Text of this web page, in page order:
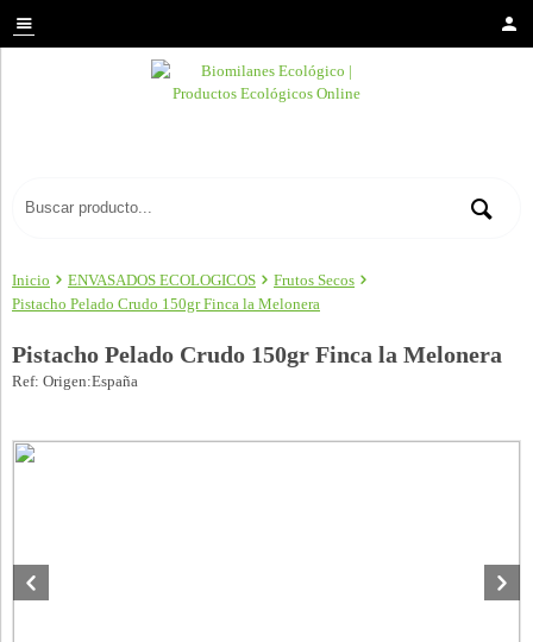
Inicio ENVASADOS ECOLOGICOS
Frutos Secos
Pistacho Pelado Crudo 150gr Finca la Melonera
Pistacho Pelado Crudo 150gr Finca la Melonera
Ref: Origen:España